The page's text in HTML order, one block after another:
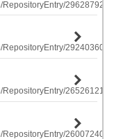
RepositoryEntry/
RepositoryEntry/
RepositoryEntry/
RepositoryEntry/